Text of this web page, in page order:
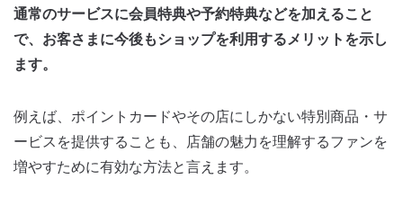
通常のサービスに会員特典や予約特典などを加えること
で、お客さまに今後もショップを利用するメリットを示し
ます。
例えば、ポイントカードやその店にしかない特別商品・サ
ービスを提供することも、店舗の魅力を理解するファンを
増やすために有効な方法と言えます。